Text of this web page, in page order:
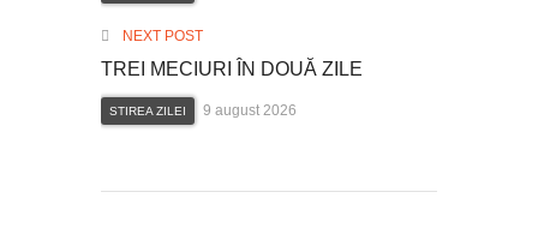
NEXT POST
TREI MECIURI ÎN DOUĂ ZILE
STIREA ZILEI 9 august 2026